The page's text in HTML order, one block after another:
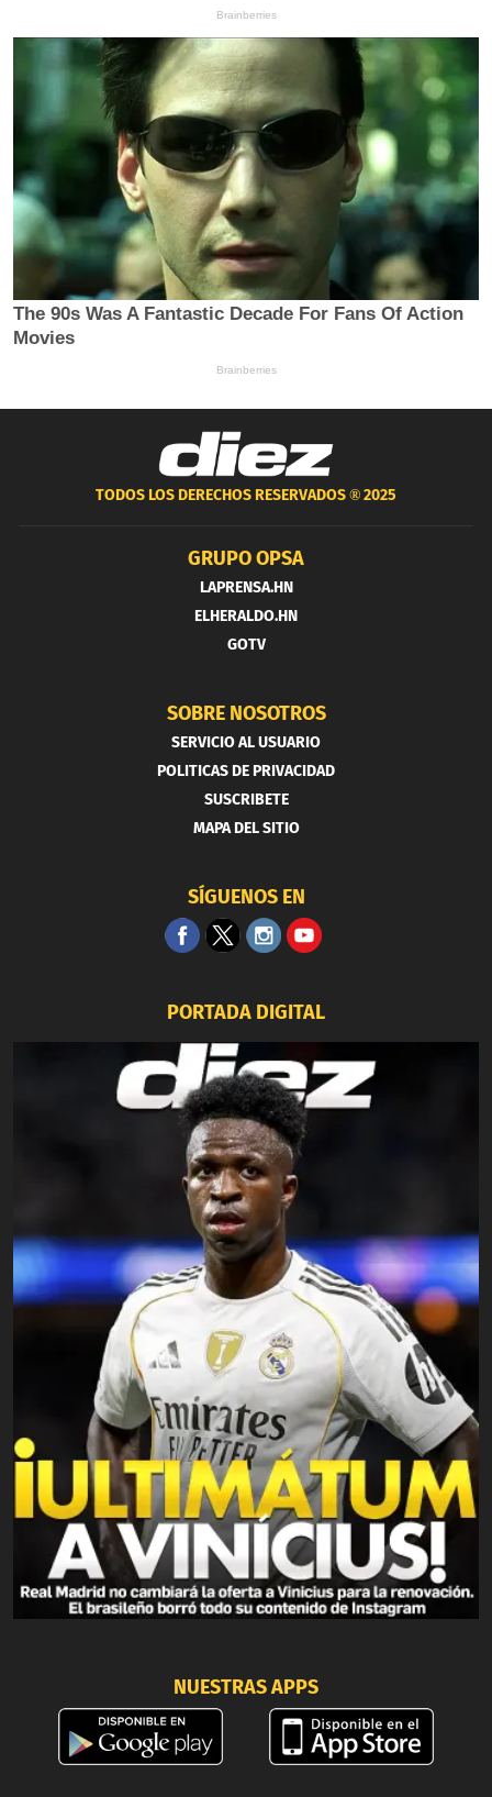
TODOS LOS DERECHOS RESERVADOS ®2025
GRUPO OPSA
LAPRENSA.HN
ELHERALDO.HN
GOTV
SOBRE NOSOTROS
SERVICIO AL USUARIO
POLITICAS DE PRIVACIDAD
SUSCRIBETE
MAPA DEL SITIO
SÍGUENOS EN
PORTADA DIGITAL
NUESTRAS APPS